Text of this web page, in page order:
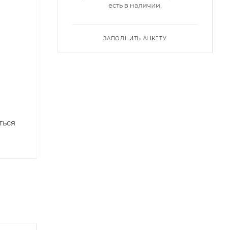
есть в наличии.
ЗАПОЛНИТЬ АНКЕТУ